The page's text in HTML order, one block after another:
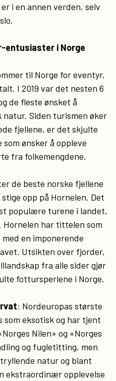
i en annen verden, selv
i Norge
til Norge for eventyr,
I 2019 var det nesten 6
de fleste ønsket å
natur. Siden turismen øker
fjellene, er det skjulte
ønsker å oppleve
fra folkemengdene.
de beste norske fjellene
opp på Hornelen. Det
populære turene i landet,
Hornelen har tittelen som
en imponerende
Utsikten over fjorder,
fra alle sider gjør
fottursperlene i Norge.
: Nordeuropas største
som eksotisk og har tjent
Nilen» og «Norges
og fugletitting, men
natur og blant
ekstraordinær opplevelse